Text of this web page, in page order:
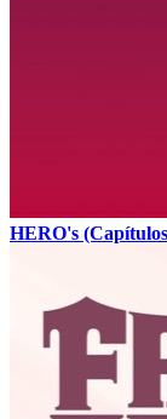
HERO's